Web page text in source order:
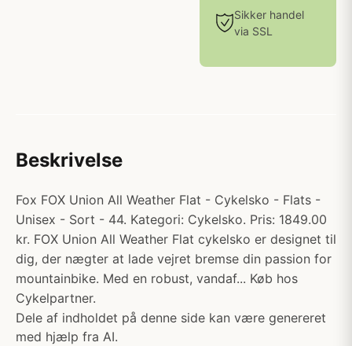
Sikker handel
via SSL
Beskrivelse
Fox FOX Union All Weather Flat - Cykelsko - Flats -
Unisex - Sort - 44. Kategori: Cykelsko. Pris: 1849.00
kr. FOX Union All Weather Flat cykelsko er designet til
dig, der nægter at lade vejret bremse din passion for
mountainbike. Med en robust, vandaf... Køb hos
Cykelpartner.
Dele af indholdet på denne side kan være genereret
med hjælp fra AI.